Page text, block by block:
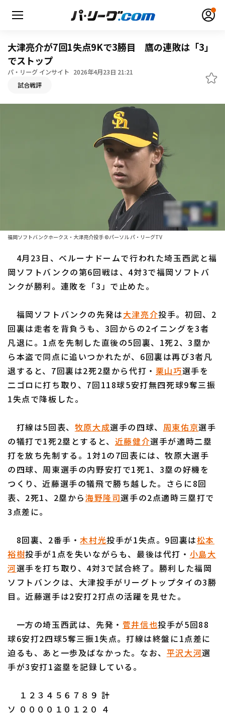
ファーム東地区
ファーム西地区
交流戦
選手名鑑トップ
北海道日本ハムファイターズ
東北楽天ゴールデンイーグルス
千葉ロッテマリーンズ
オリックス・バファローズ
福岡ソフトバンクホークス
ニュース
設定
利用規約
運営会社（別ウィンドウで開く） よくある質問
特定商取引法の表示 アルバイト募集（別ウィンドウで開く
大津亮介が7回1失点9Kで3勝目 鷹の連敗は「3」
でストップ
パ・リーグ インサイト 2026年4月23日 21:21
試合戦評
福岡ソフトバンクホークス・大津亮介投手 ©パーソル パ・リーグTV
4月23日、ベルーナドームで行われた埼玉西武と福
岡ソフトバンクの第6回戦は、4対3で福岡ソフトバ
ンクが勝利。連敗を「3」で止めた。
福岡ソフトバンクの先発は大津亮介投手。初回、2
回裏は走者を背負うも、3回からの2イニングを3者
凡退に。1点を先制した直後の5回裏、1死2、3塁か
ら本盗で同点に追いつかれたが、6回裏は再び3者凡
退すると、7回裏は2死2塁から代打・ 栗山巧選手を
二ゴロに打ち取り、7回118球5安打無四死球9奪三振
1失点で降板した。
打線は5回表、 牧原大成選手の四球、 周東佑京選手
の犠打で1死2塁とすると、 近藤健介選手が適時二塁
打を放ち先制する。1対1の7回表には、牧原大選手
の四球、周東選手の内野安打で1死1、3塁の好機を
つくり、近藤選手の犠飛で勝ち越した。さらに8回
表、2死1、2塁から海野隆司選手の2点適時三塁打で
3点差に。
8回裏、2番手・木村光投手が1失点。9回裏は松本
裕樹投手が1点を失いながらも、最後は代打・ 小島大
河選手を打ち取り、4対3で試合終了。勝利した福岡
ソフトバンクは、大津投手がリーグトップタイの3勝
目。近藤選手は2安打2打点の活躍を見せた。
一方の埼玉西武は、先発・ 菅井信也投手が5回88
球6安打2四球5奪三振1失点。打線は終盤に1点差に
迫るも、あと一歩及ばなかった。なお、 平沢大河選
手が3安打1盗塁を記録している。
１２３４５６７８９ 計
ソ ００００１０１２０ ４